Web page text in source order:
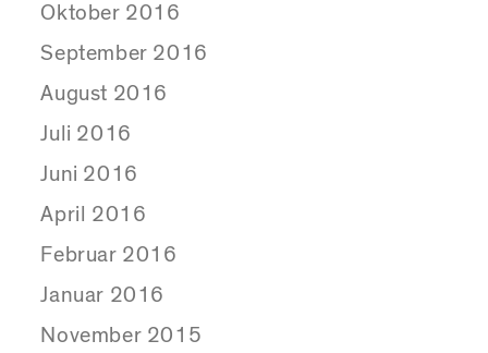
Oktober 2016
September 2016
August 2016
Juli 2016
Juni 2016
April 2016
Februar 2016
Januar 2016
November 2015